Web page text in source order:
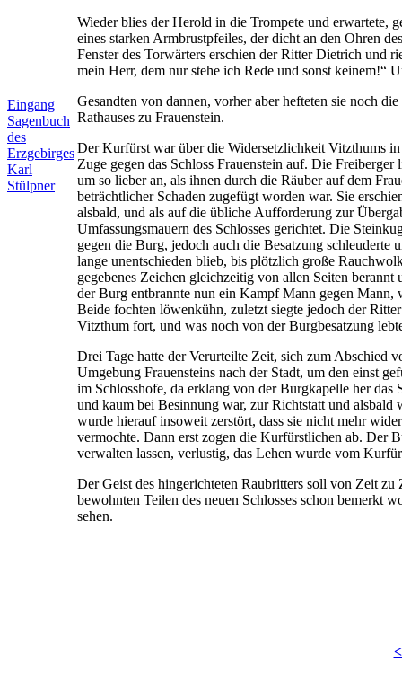
Eingang
Sagenbuch
des
Erzgebirges
Karl
Stülpner
Wieder blies der Herold in die Trompete und erwartete,
eines starken Armbrustpfeiles, der dicht an den Ohren
Fenster des Torwärters erschien der Ritter Dietrich und
mein Herr, dem nur stehe ich Rede und sonst keinem!“
Gesandten von dannen, vorher aber hefteten sie noch
Rathauses zu Frauenstein.
Der Kurfürst war über die Widersetzlichkeit Vitzthums
Zuge gegen das Schloss Frauenstein auf. Die
um so lieber an, als ihnen durch die Räuber auf dem
beträchtlicher Schaden zugefügt worden war. Sie
alsbald, und als auf die übliche Aufforderung zur
Umfassungsmauern des Schlosses gerichtet. Die
gegen die Burg, jedoch auch die Besatzung schleuderte
lange unentschieden blieb, bis plötzlich große
gegebenes Zeichen gleichzeitig von allen Seiten
der Burg entbrannte nun ein Kampf Mann gegen
Beide fochten löwenkühn, zuletzt siegte jedoch der
Vitzthum fort, und was noch von der Burgbesatzung
Drei Tage hatte der Verurteilte Zeit, sich zum Abschied
Umgebung Frauensteins nach der Stadt, um den einst
im Schlosshofe, da erklang von der Burgkapelle her
und kaum bei Besinnung war, zur Richtstatt und
wurde hierauf insoweit zerstört, dass sie nicht mehr
vermochte. Dann erst zogen die Kurfürstlichen ab. Der
verwalten lassen, verlustig, das Lehen wurde vom
Der Geist des hingerichteten Raubritters soll von Zeit
bewohnten Teilen des neuen Schlosses schon bemerkt
sehen.